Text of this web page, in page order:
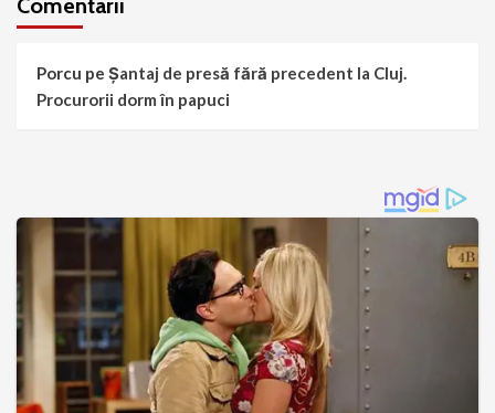
Porcu pe Șantaj de presă fără precedent la Cluj.
Procurorii dorm în papuci